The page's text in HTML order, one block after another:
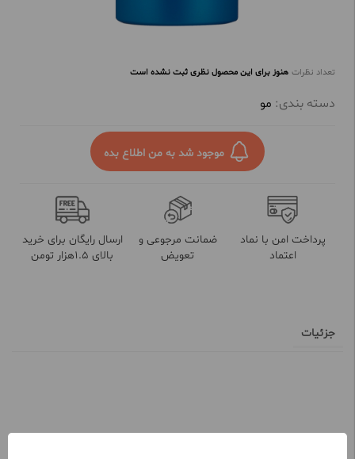
تعداد نظرات هنوز برای این محصول نظری ثبت نشده است
دسته بندی: مو
موجود شد به من اطلاع بده
پرداخت امن با نماد
اعتماد
ضمانت مرجوعی و
تعویض
ارسال رایگان برای خرید
بالای 1.5هزار تومن
جزئیات